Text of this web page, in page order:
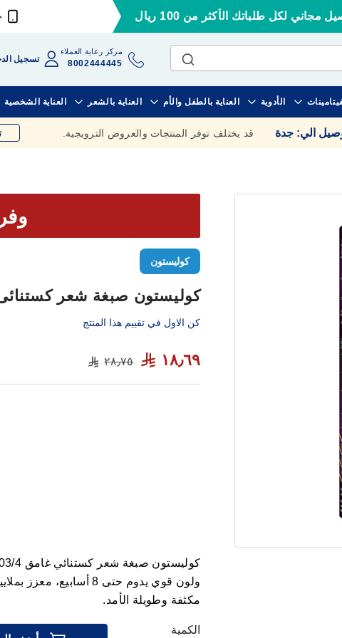
مجاني لكل طلباتك الأكثر من 100 ريال
مركز رعاية العملاء
8002444445 تسجيل
الأدوية العناية بالطفل والأم العناية بالشعر العناية الشخصية
الي: جدة قد يختلف توفر المنتجات والعروض الترويجية.
وفر 35%
كوليستون
كوليستون صبغة شعر كستنائى
كن الاول في تقييم هذا المنتج
١٨٫٦٩ ٢٨٫٧٥
ولون قوي يدوم حتى 8
مكثفة وطويلة الأمد.
الكمية